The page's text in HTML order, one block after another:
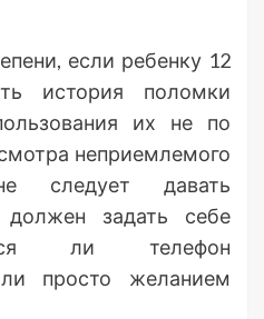
если ребенку 12
история поломки
их не по
неприемлемого
следует давать
должен задать себе
ли телефон
просто желанием